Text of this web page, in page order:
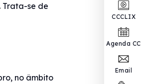
CCCLIX
Agenda CC
Email
Trata-se de
no âmbito